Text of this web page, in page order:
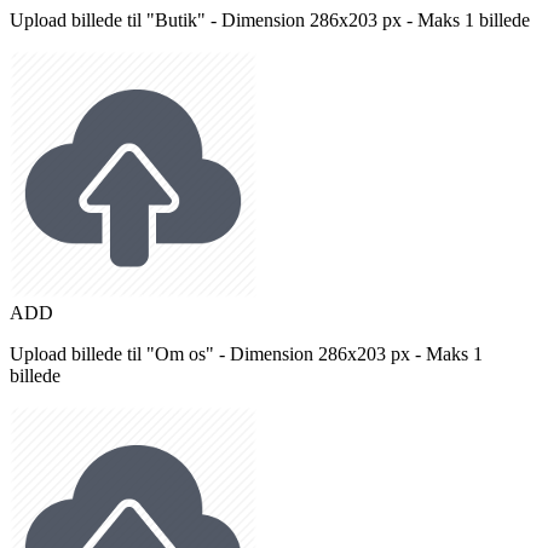
Upload billede til "Butik" - Dimension 286x203 px - Maks 1 billede
ADD
Upload billede til "Om os" - Dimension 286x203 px - Maks 1
billede